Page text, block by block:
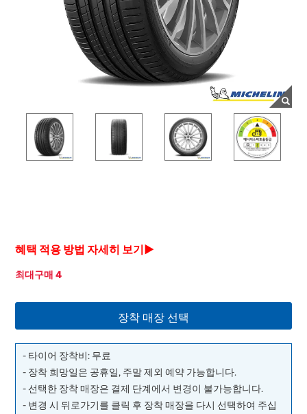
혜택 적용 방법 자세히 보기▶
최대구매 4
장착 매장 선택
- 타이어 장착비: 무료
- 장착 희망일은 공휴일, 주말 제외 예약 가능합니다.
- 선택한 장착 매장은 결제 단계에서 변경이 불가능합니다.
- 변경 시 뒤로가기를 클릭 후 장착 매장을 다시 선택하여 주십